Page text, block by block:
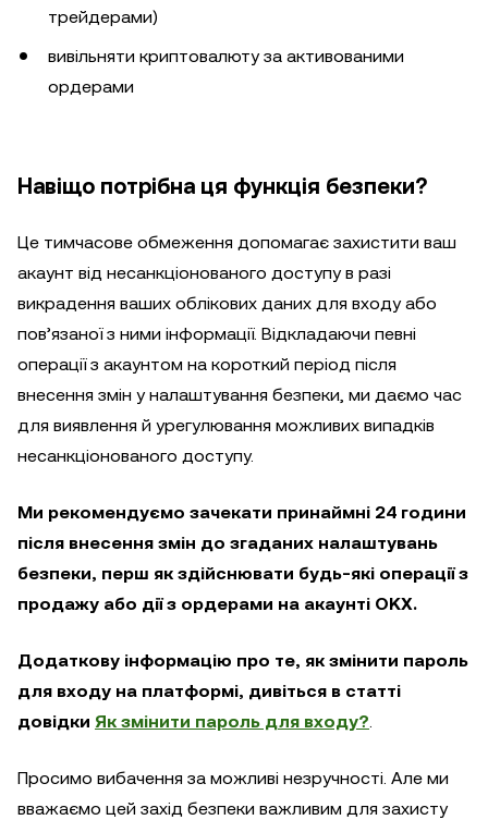
трейдерами)
вивільняти криптовалюту за активованими
ордерами
Навіщо потрібна ця функція безпеки?
Це тимчасове обмеження допомагає захистити ваш
акаунт від несанкціонованого доступу в разі
викрадення ваших облікових даних для входу або
пов’язаної з ними інформації. Відкладаючи певні
операції з акаунтом на короткий період після
внесення змін у налаштування безпеки, ми даємо час
для виявлення й урегулювання можливих випадків
несанкціонованого доступу.
Ми рекомендуємо зачекати принаймні 24 години
після внесення змін до згаданих налаштувань
безпеки, перш як здійснювати будь-які операції з
продажу або дії з ордерами на акаунті OKX.
Додаткову інформацію про те, як змінити пароль
для входу на платформі, дивіться в статті
довідки Як змінити пароль для входу?.
Просимо вибачення за можливі незручності. Але ми
вважаємо цей захід безпеки важливим для захисту